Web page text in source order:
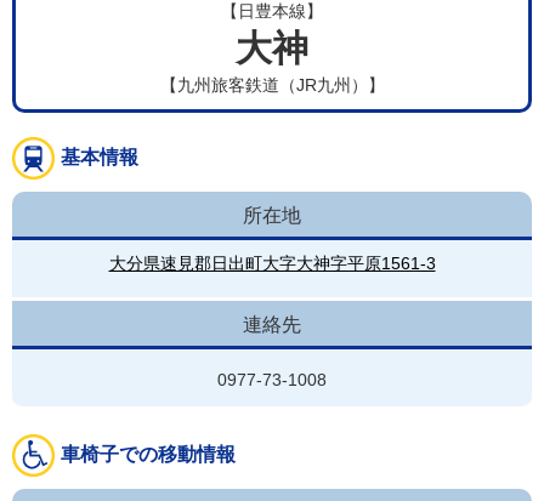
【日豊本線】
大神
【九州旅客鉄道（JR九州）】
基本情報
所在地
大分県速見郡日出町大字大神字平原1561-3
連絡先
0977-73-1008
車椅子での移動情報